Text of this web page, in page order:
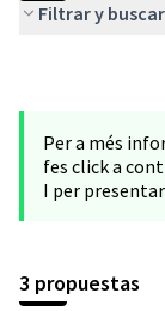
Filtrar y buscar
Per a més
fes click a
I per
3 propuestas